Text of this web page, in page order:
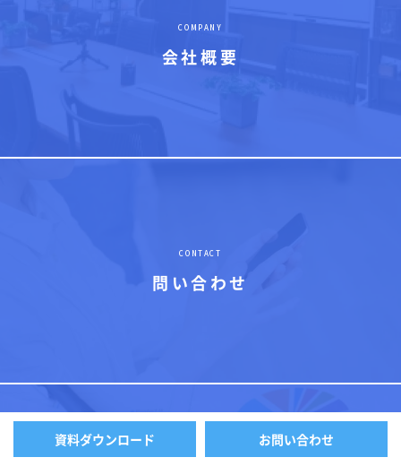
COMPANY
会社概要
CONTACT
問い合わせ
資料ダウンロード お問い合わせ